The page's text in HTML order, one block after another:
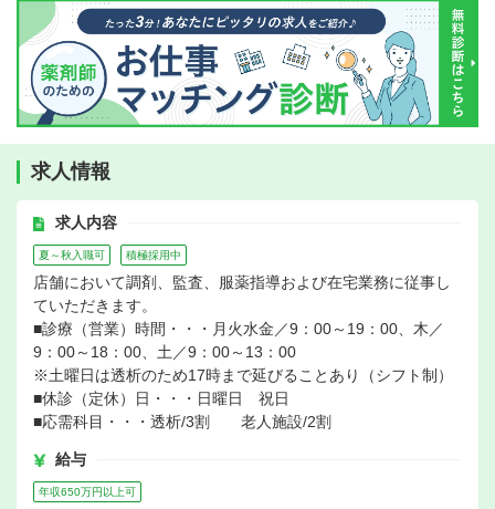
求人情報
求人内容
夏～秋入職可 積極採用中
店舗において調剤、監査、服薬指導および在宅業務に従事し
ていただきます。
■診療（営業）時間・・・月火水金／9：00～19：00、木／
9：00～18：00、土／9：00～13：00
※土曜日は透析のため17時まで延びることあり（シフト制）
■休診（定休）日・・・日曜日 祝日
■応需科目・・・透析/3割 老人施設/2割
給与
年収650万円以上可